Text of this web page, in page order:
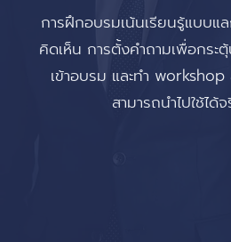
การฝึกอบรมเน้นเรียนรู้แบบแ
คิดเห็น การตั้งคำถามเพื่อกระ
เข้าอบรม และทำ
สามารถนำไปใช้ได้